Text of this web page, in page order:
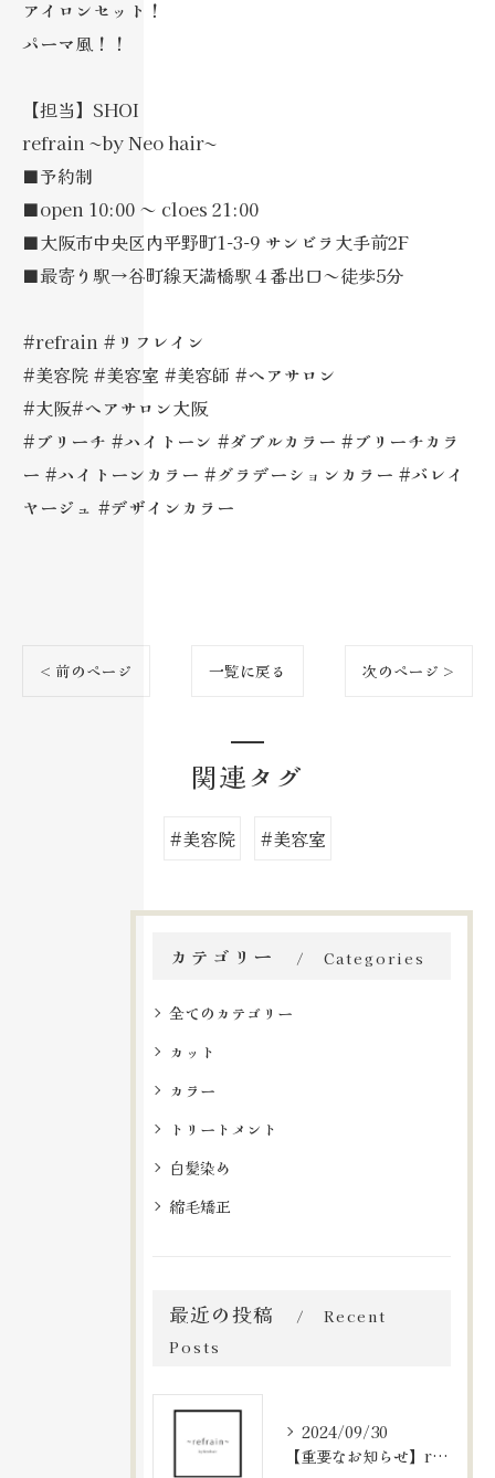
アイロンセット！
パーマ風！！
【担当】SHOI
refrain ~by Neo hair~
■予約制
■open 10:00 ～ cloes 21:00
■大阪市中央区内平野町1-3-9 サンビラ大手前2F
■最寄り駅→谷町線天満橋駅４番出口～徒歩5分
#refrain #リフレイン
#美容院 #美容室 #美容師 #ヘアサロン
#大阪#ヘアサロン大阪
#ブリーチ #ハイトーン #ダブルカラー #ブリーチカラ
ー #ハイトーンカラー #グラデーションカラー #バレイ
ヤージュ #デザインカラー
< 前のページ 一覧に戻る 次のページ >
関連タグ
#美容院 #美容室
カテゴリー Categories
全てのカテゴリー
カット
カラー
トリートメント
白髪染め
縮毛矯正
最近の投稿
Recent
Posts
2024/09/30
【重要なお知らせ】refrainの予約システムについて